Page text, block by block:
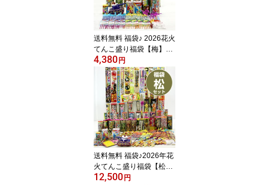
送料無料 福袋♪ 2026花火
てんこ盛り福袋【梅】花
火セット
4,380 円
送料無料 福袋♪2026年花
火てんこ盛り福袋【松】
花火セット
12,500 円